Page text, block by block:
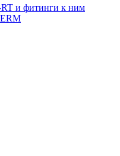
и фитинги к ним